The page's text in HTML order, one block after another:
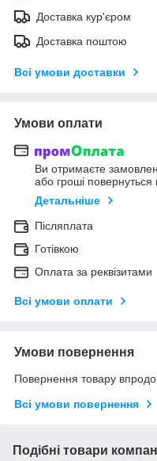
Доставка кур'єром
Доставка поштою
Всі умови доставки
Умови оплати
Ви отримаєте
або гроші повернуться
Детальніше
Післяплата
Готівкою
Оплата за реквізитами
Всі умови оплати
Умови повернення
Повернення товару
Всі умови повернення
Подібні товари